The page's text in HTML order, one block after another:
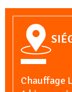
Chauffage